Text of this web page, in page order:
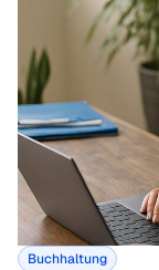
Buchhaltung